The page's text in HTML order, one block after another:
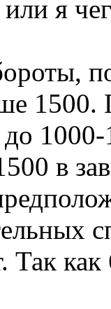
или я
1500.
в
Так